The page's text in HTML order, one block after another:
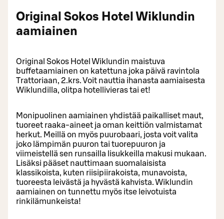
Original Sokos Hotel Wiklundin
aamiainen
Original Sokos Hotel Wiklundin maistuva
buffetaamiainen on katettuna joka päivä ravintola
Trattoriaan, 2.krs. Voit nauttia ihanasta aamiaisesta
Wiklundilla, olitpa hotellivieras tai et!
Monipuolinen aamiainen yhdistää paikalliset maut,
tuoreet raaka-aineet ja oman keittiön valmistamat
herkut. Meillä on myös puurobaari, josta voit valita
joko lämpimän puuron tai tuorepuuron ja
viimeistellä sen runsailla lisukkeilla makusi mukaan.
Lisäksi pääset nauttimaan suomalaisista
klassikoista, kuten riisipiirakoista, munavoista,
tuoreesta leivästä ja hyvästä kahvista. Wiklundin
aamiainen on tunnettu myös itse leivotuista
rinkilämunkeista!